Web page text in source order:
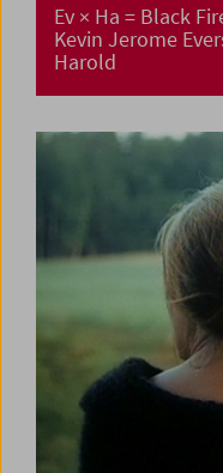
Ev × Ha = Black
Kevin Jerome
Harold